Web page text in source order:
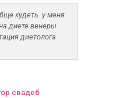
худеть. у меня
диете венеры
диетолога
свадеб